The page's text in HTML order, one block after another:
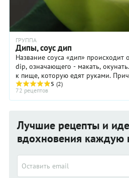
ГРУППА
Дипы, соус дип
Название соуса «дип» происходит
dip, означающего - макать,
к пище, которую едят руками.
сразу несколько. ...
5 (2)
72 рецептов
Лучшие рецепты и
вдохновения каждую